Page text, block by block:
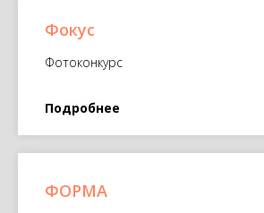
Фокус
Фотоконкурс
Подробнее
ФОРМА